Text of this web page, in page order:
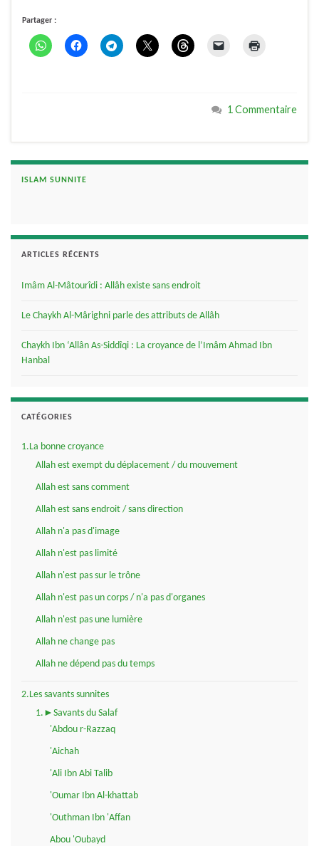
Partager :
1 Commentaire
ISLAM SUNNITE
ARTICLES RÉCENTS
Imâm Al-Mâtourîdi : Allâh existe sans endroit
Le Chaykh Al-Mârighni parle des attributs de Allâh
Chaykh Ibn ‘Allân As-Siddîqi : La croyance de l’Imâm Ahmad Ibn
Hanbal
CATÉGORIES
1.La bonne croyance
Allah est exempt du déplacement / du mouvement
Allah est sans comment
Allah est sans endroit / sans direction
Allah n'a pas d'image
Allah n'est pas limité
Allah n'est pas sur le trône
Allah n'est pas un corps / n'a pas d'organes
Allah n'est pas une lumière
Allah ne change pas
Allah ne dépend pas du temps
2.Les savants sunnites
1.►Savants du Salaf
'Abdou r-Razzaq
'Aichah
'Ali Ibn Abi Talib
'Oumar Ibn Al-khattab
'Outhman Ibn 'Affan
Abou 'Oubayd